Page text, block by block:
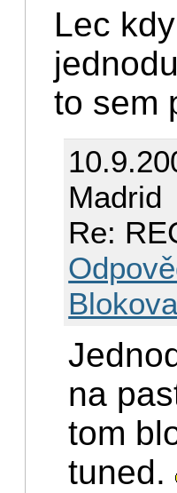
Lec
to sem
Madrid
Re:
na
tom
tuned.